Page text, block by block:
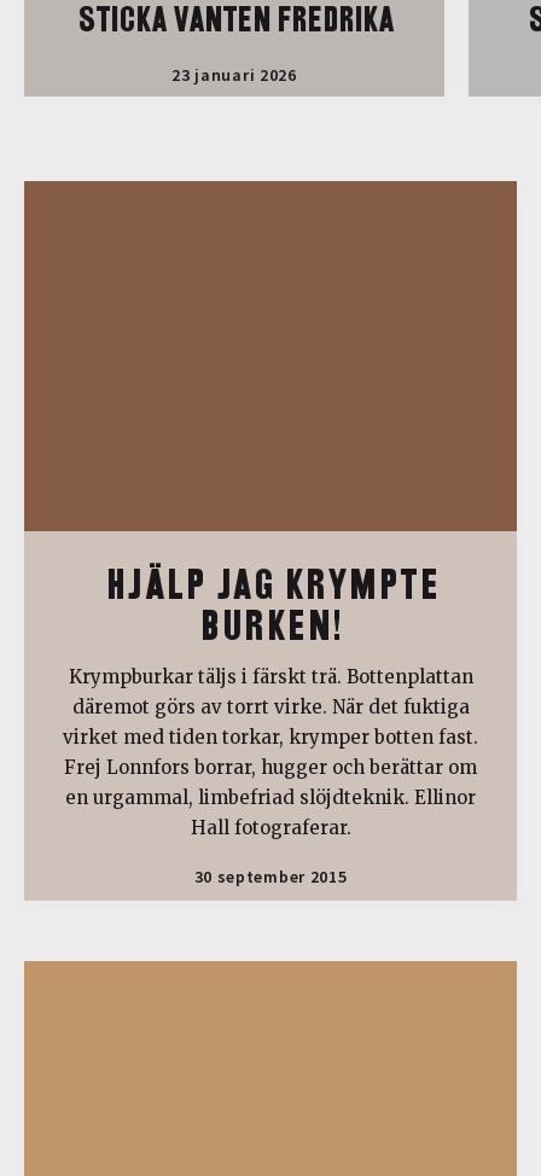
STICKA VANTEN FREDRIKA
23 januari 2026
HJÄLP JAG KRYMPTE
BURKEN!
Krympburkar täljs i färskt trä. Bottenplattan
däremot görs av torrt virke. När det fuktiga
virket med tiden torkar, krymper botten fast.
Frej Lonnfors borrar, hugger och berättar om
en urgammal, limbefriad slöjdteknik. Ellinor
Hall fotograferar.
30 september 2015